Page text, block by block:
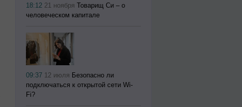
18:12 21 ноября Товарищ Си – о
человеческом капитале
09:37 12 июля Безопасно ли
подключаться к открытой сети Wi-
Fi?